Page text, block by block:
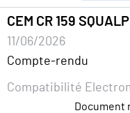
CEM CR 159
11/06/2026
Compte-rendu
Compatibilité
Document